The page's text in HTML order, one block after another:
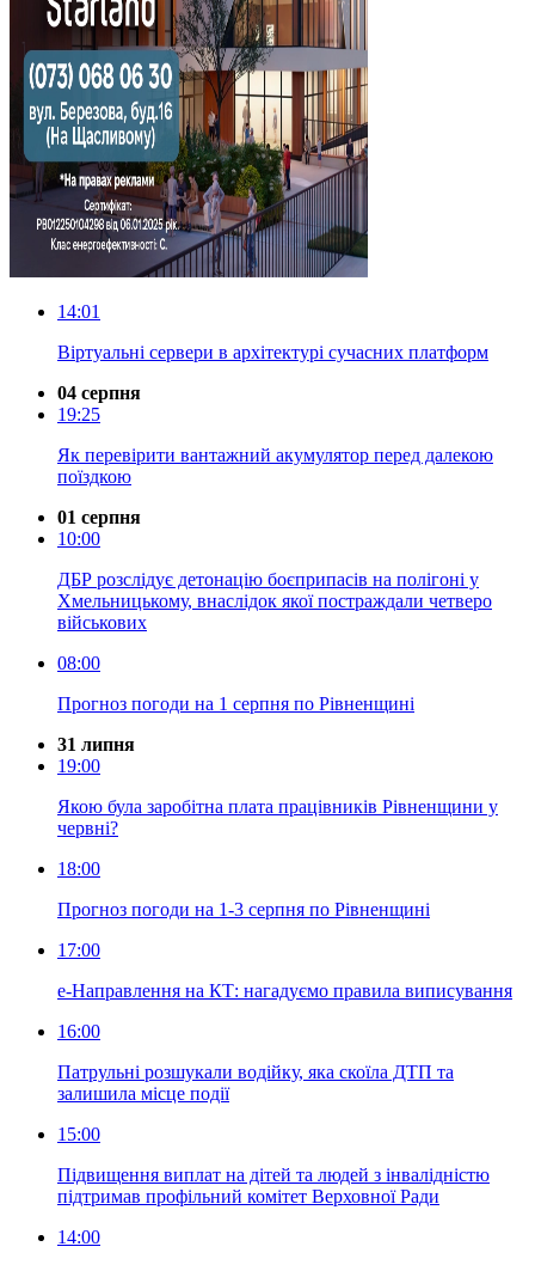
14:01
Віртуальні сервери в архітектурі сучасних платформ
04 серпня
19:25
Як перевірити вантажний акумулятор перед далекою
поїздкою
01 серпня
10:00
ДБР розслідує детонацію боєприпасів на полігоні у
Хмельницькому, внаслідок якої постраждали четверо
військових
08:00
Прогноз погоди на 1 серпня по Рівненщині
31 липня
19:00
Якою була заробітна плата працівників Рівненщини у
червні?
18:00
Прогноз погоди на 1-3 серпня по Рівненщині
17:00
е-Направлення на КТ: нагадуємо правила виписування
16:00
Патрульні розшукали водійку, яка скоїла ДТП та
залишила місце події
15:00
Підвищення виплат на дітей та людей з інвалідністю
підтримав профільний комітет Верховної Ради
14:00